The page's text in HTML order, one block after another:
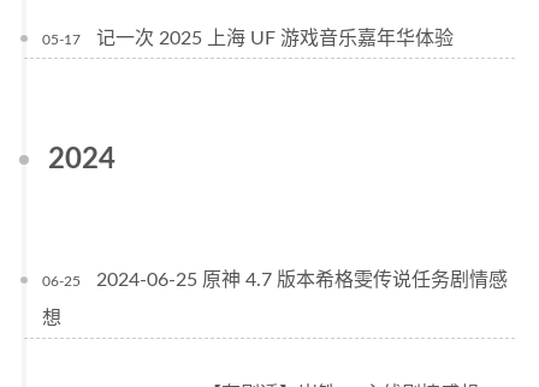
05-17 记一次 2025 上海 UF 游戏音乐嘉年华体验
2024
06-25
2024-06-25 原神 4.7 版本希格雯传说任务剧情感
想